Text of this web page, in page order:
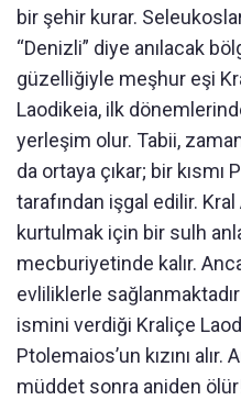
bir şehir kurar.
“Denizli” diye anılacak
güzelliğiyle meşhur eşi
Laodikeia, ilk
yerleşim olur. Tabii,
da ortaya çıkar; bir kısmı
tarafından işgal edilir.
kurtulmak için bir sulh
mecburiyetinde kalır.
evliliklerle
ismini verdiği Kraliçe
Ptolemaios’un kızını
müddet sonra aniden